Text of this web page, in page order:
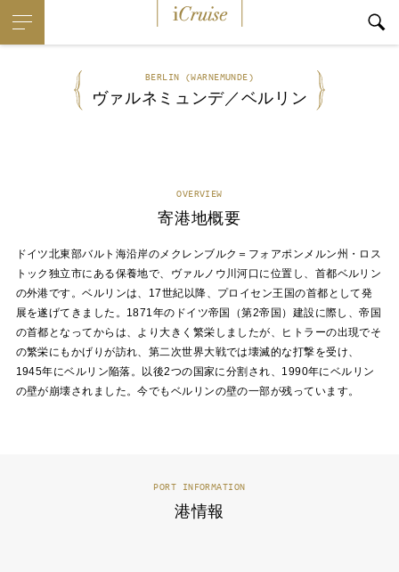
BERLIN (WARNEMUNDE)
ヴァルネミュンデ／ベルリン
OVERVIEW
寄港地概要
ドイツ北東部バルト海沿岸のメクレンブルク＝フォアポンメルン州・ロス
トック独立市にある保養地で、ヴァルノウ川河口に位置し、首都ベルリン
の外港です。ベルリンは、17世紀以降、プロイセン王国の首都として発
展を遂げてきました。1871年のドイツ帝国（第2帝国）建設に際し、帝国
の首都となってからは、より大きく繁栄しましたが、ヒトラーの出現でそ
の繁栄にもかげりが訪れ、第二次世界大戦では壊滅的な打撃を受け、
1945年にベルリン陥落。以後2つの国家に分割され、1990年にベルリン
の壁が崩壊されました。今でもベルリンの壁の一部が残っています。
PORT INFORMATION
港情報